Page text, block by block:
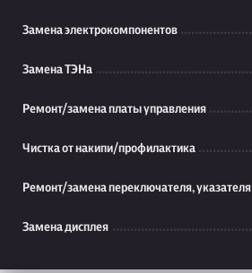
Замена электрокомпонентов
Замена ТЭНа
Ремонт/замена платы управления
Чистка от накипи/профилактика
Ремонт/замена переключателя, указателя
Замена дисплея